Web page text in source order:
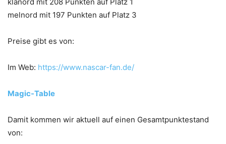
melnord mit 197 Punkten auf Platz 3
Preise gibt es von:
Im Web: https://www.nascar-fan.de/
Magic-Table
Damit kommen wir aktuell auf einen Gesamtpunktestand
von: